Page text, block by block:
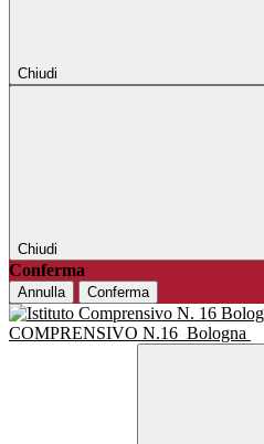
Chiudi
Chiudi
Conferma
Annulla Conferma
COMPRENSIVO N.16 Bologna